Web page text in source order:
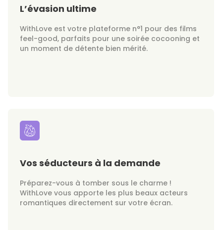
L’évasion ultime
WithLove est votre plateforme n°1 pour des films
feel-good, parfaits pour une soirée cocooning et
un moment de détente bien mérité.
Vos séducteurs à la demande
Préparez-vous à tomber sous le charme !
WithLove vous apporte les plus beaux acteurs
romantiques directement sur votre écran.